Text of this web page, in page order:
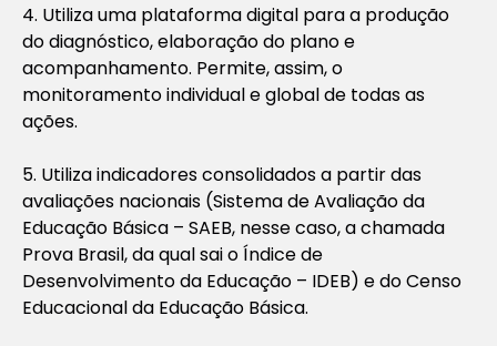
4. Utiliza uma plataforma digital para a produção
do diagnóstico, elaboração do plano e
acompanhamento. Permite, assim, o
monitoramento individual e global de todas as
ações.
5. Utiliza indicadores consolidados a partir das
avaliações nacionais (Sistema de Avaliação da
Educação Básica – SAEB, nesse caso, a chamada
Prova Brasil, da qual sai o Índice de
Desenvolvimento da Educação – IDEB) e do Censo
Educacional da Educação Básica.